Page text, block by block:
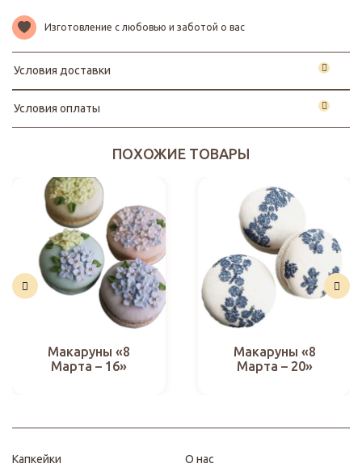
Изготовление с любовью и заботой о вас
Условия доставки
Условия оплаты
ПОХОЖИЕ ТОВАРЫ
Макаруны «8
Марта – 16»
Макаруны «8
Марта – 20»
Капкейки О нас